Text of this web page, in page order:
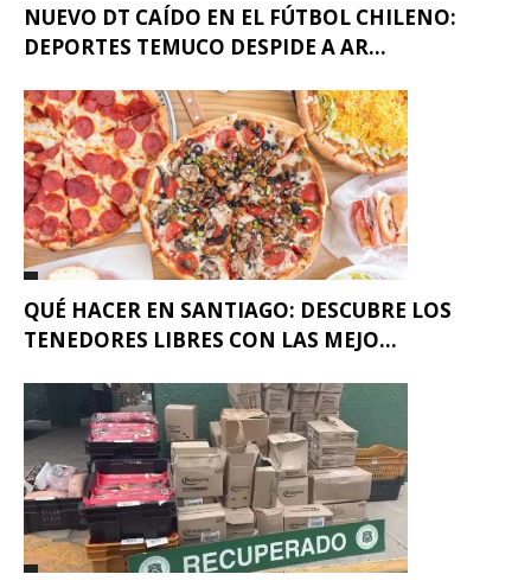
NUEVO DT CAÍDO EN EL FÚTBOL CHILENO:
DEPORTES TEMUCO DESPIDE A AR...
QUÉ HACER EN SANTIAGO: DESCUBRE LOS
TENEDORES LIBRES CON LAS MEJO...